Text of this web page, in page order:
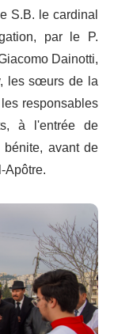
S.B. le cardinal
par le P.
Dainotti,
les sœurs de la
responsables
à l'entrée de
avant de